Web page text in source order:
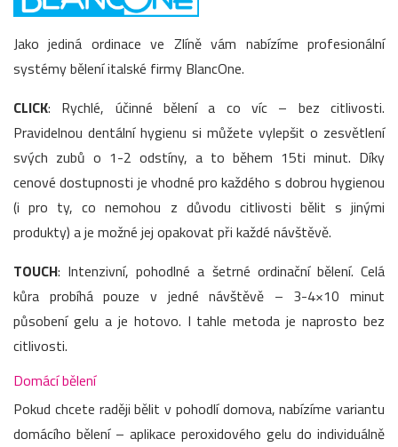
Jako jediná ordinace ve Zlíně vám nabízíme profesionální
systémy bělení italské firmy BlancOne.
CLICK: Rychlé, účinné bělení a co víc – bez citlivosti.
Pravidelnou dentální hygienu si můžete vylepšit o zesvětlení
svých zubů o 1-2 odstíny, a to během 15ti minut. Díky
cenové dostupnosti je vhodné pro každého s dobrou hygienou
(i pro ty, co nemohou z důvodu citlivosti bělit s jinými
produkty) a je možné jej opakovat při každé návštěvě.
TOUCH: Intenzivní, pohodlné a šetrné ordinační bělení. Celá
kůra probíhá pouze v jedné návštěvě – 3-4×10 minut
působení gelu a je hotovo. I tahle metoda je naprosto bez
citlivosti.
Domácí bělení
Pokud chcete raději bělit v pohodlí domova, nabízíme variantu
domácího bělení – aplikace peroxidového gelu do individuálně